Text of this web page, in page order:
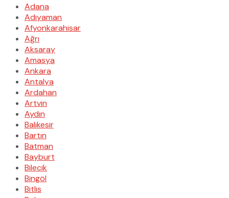
Adana
Adıyaman
Afyonkarahisar
Ağrı
Aksaray
Amasya
Ankara
Antalya
Ardahan
Artvin
Aydın
Balıkesir
Bartın
Batman
Bayburt
Bilecik
Bingöl
Bitlis